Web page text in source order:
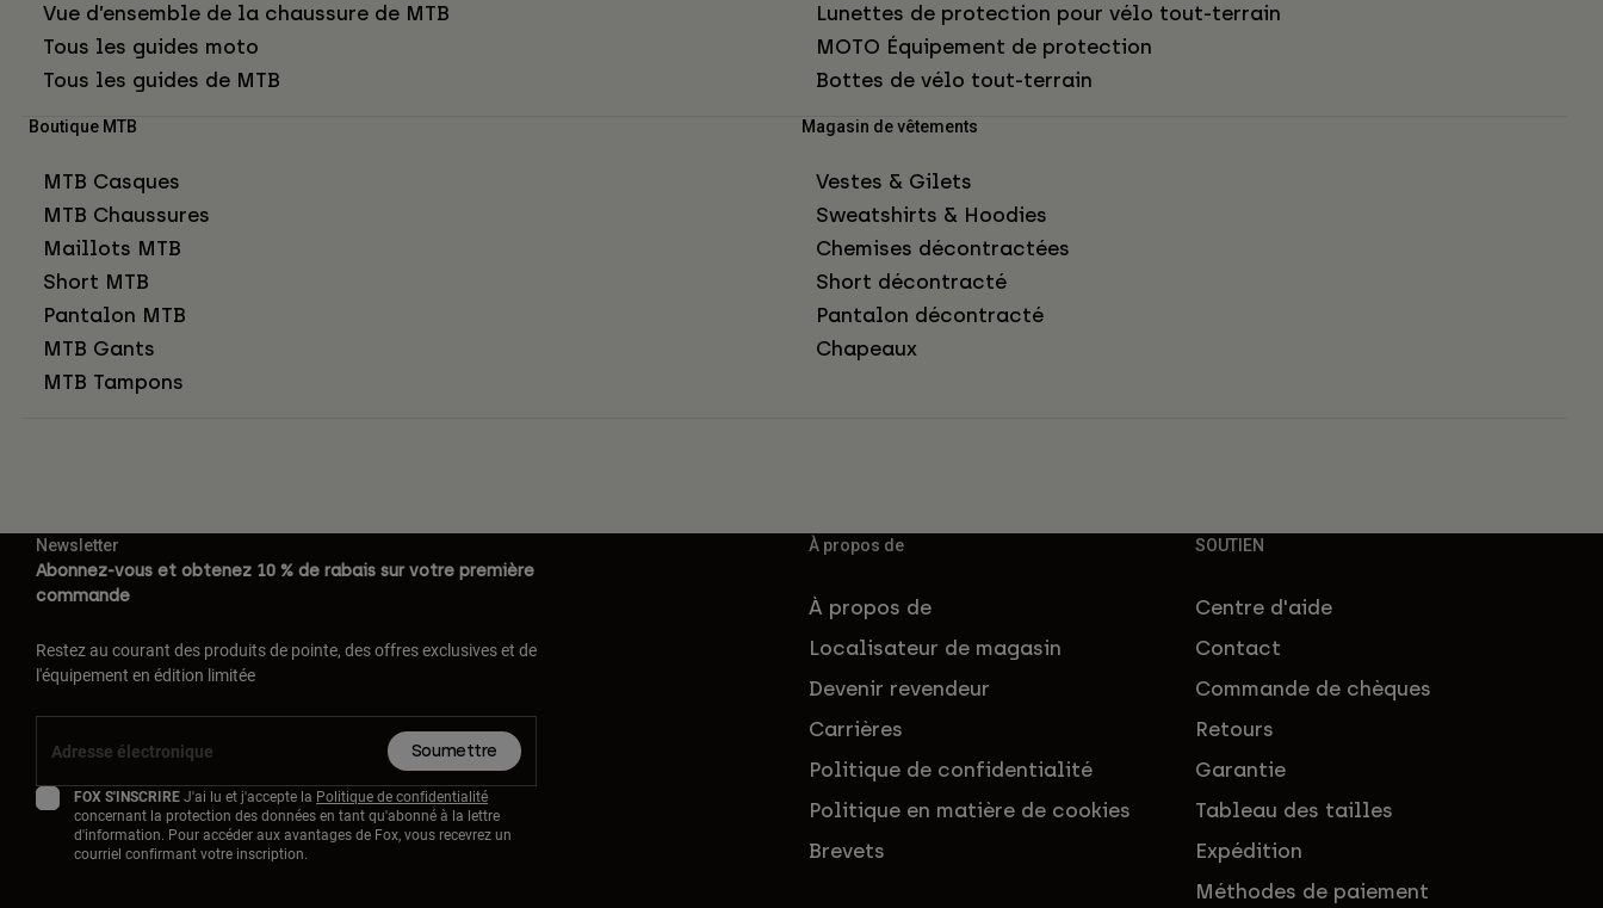
Vue d’ensemble de la chaussure de MTB
Tous les guides moto
Tous les guides de MTB
Lunettes de protection pour vélo tout-terrain
MOTO Équipement de protection
Bottes de vélo tout-terrain
Boutique MTB
MTB Casques
MTB Chaussures
Maillots MTB
Short MTB
Pantalon MTB
MTB Gants
MTB Tampons
Magasin de vêtements
Vestes & Gilets
Sweatshirts & Hoodies
Chemises décontractées
Short décontracté
Pantalon décontracté
Chapeaux
Newsletter
Abonnez-vous et obtenez 10 % de rabais sur votre première
commande
Restez au courant des produits de pointe, des offres exclusives et de
l'équipement en édition limitée
Soumettre
FOX S'INSCRIREJ'ai lu et j'accepte la Politique de confidentialité
concernant la protection des données en tant qu'abonné à la lettre
d'information. Pour accéder aux avantages de Fox, vous recevrez un
courriel confirmant votre inscription.
À propos de
À propos de
Localisateur de magasin
Devenir revendeur
Carrières
Politique de confidentialité
Politique en matière de cookies
Brevets
SOUTIEN
Centre d'aide
Contact
Commande de chèques
Retours
Garantie
Tableau des tailles
Expédition
Méthodes de paiement